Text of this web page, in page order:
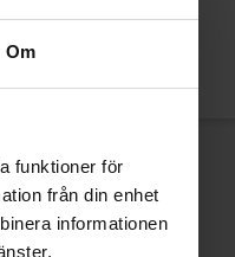
Om
funktioner för
från din enhet
informationen